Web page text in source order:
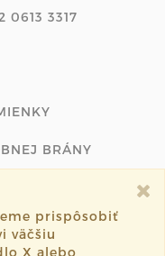
0613 3317
BRÁNY
prispôsobiť
väčšiu
X alebo